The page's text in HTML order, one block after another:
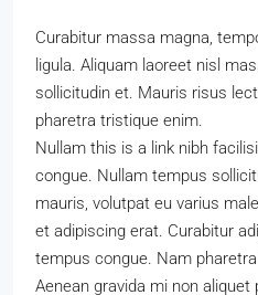
Curabitur massa magna,
ligula. Aliquam laoreet nisl
sollicitudin et. Mauris risus
pharetra tristique enim.
Nullam this is a link nibh
congue. Nullam tempus
mauris, volutpat eu varius
et adipiscing erat. Curabitur
tempus congue. Nam
Aenean gravida mi non